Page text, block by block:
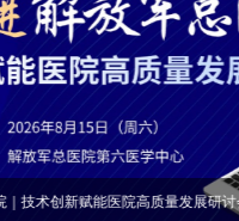
新赋能医院高质量发展研讨会邀请函